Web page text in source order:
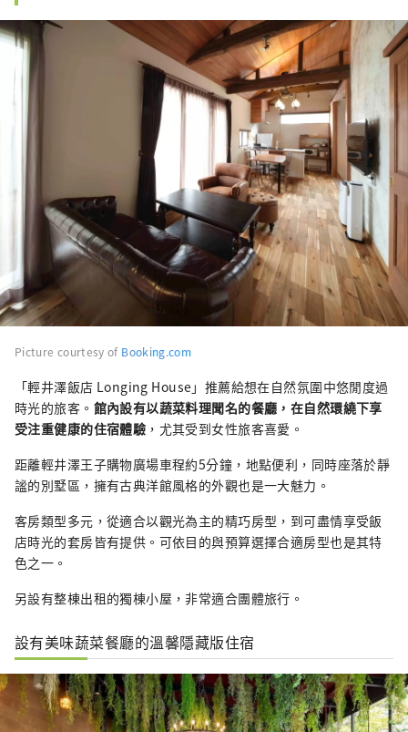
Picture courtesy of Booking.com
「輕井澤飯店 Longing House」推薦給想在自然氛圍中悠閒度過
時光的旅客。 館內設有以蔬菜料理聞名的餐廳，在自然環繞下享
受注重健康的住宿體驗 ，尤其受到女性旅客喜愛。
距離輕井澤王子購物廣場車程約5分鐘，地點便利，同時座落於靜
謐的別墅區，擁有古典洋館風格的外觀也是一大魅力。
客房類型多元，從適合以觀光為主的精巧房型，到可盡情享受飯
店時光的套房皆有提供。可依目的與預算選擇合適房型也是其特
色之一。
另設有整棟出租的獨棟小屋，非常適合團體旅行。
設有美味蔬菜餐廳的溫馨隱藏版住宿